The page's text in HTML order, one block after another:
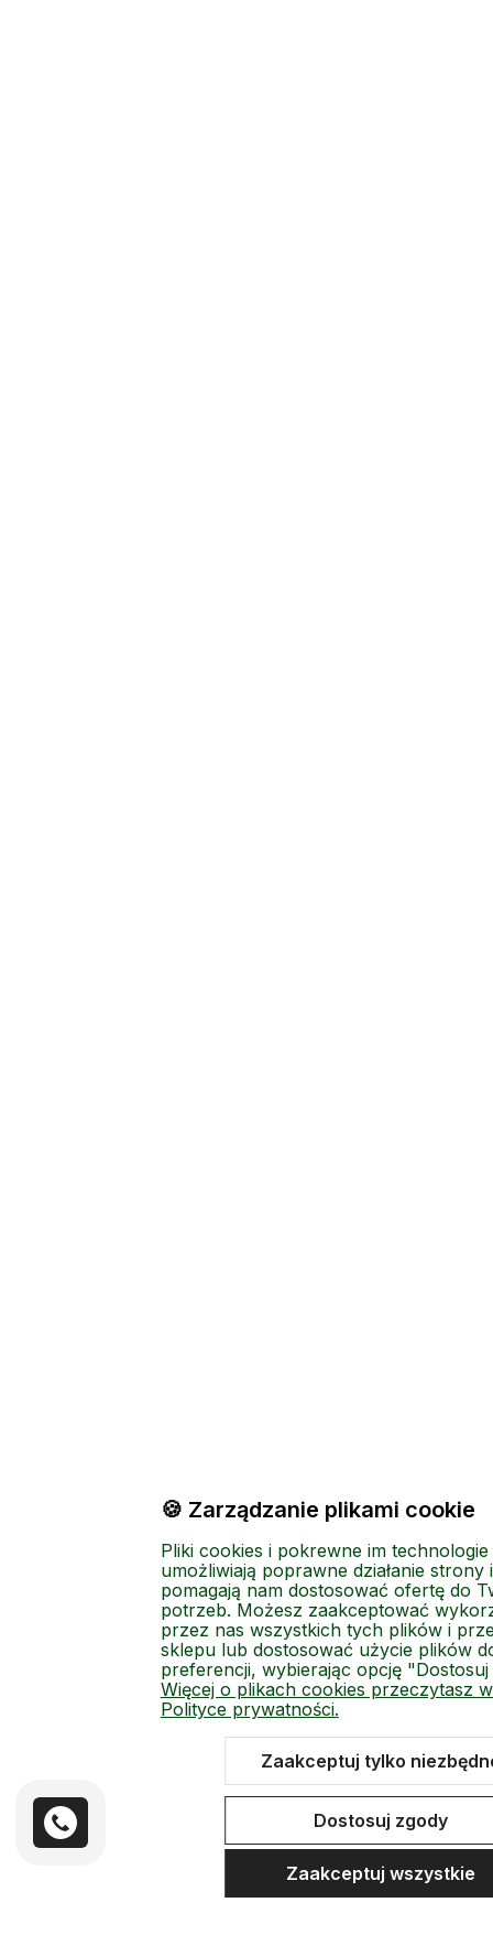
🍪 Zarządzanie plikami cookie
Pliki cookies i pokrewne im technologie
umożliwiają poprawne działanie strony i
pomagają nam dostosować ofertę do
potrzeb. Możesz zaakceptować
przez nas wszystkich tych plików i
sklepu lub dostosować użycie plików
preferencji, wybierając opcję
Więcej o plikach cookies przeczytasz
Polityce prywatności.
Zaakceptuj tylko
Dostosuj zgody
Zaakceptuj wszystkie